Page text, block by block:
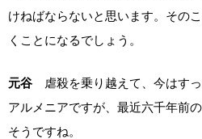
けねばならないと思います。その
くことになるでしょう。
元谷 虐殺を乗り越えて、今はす
アルメニアですが、最近六千年前
そうですね。